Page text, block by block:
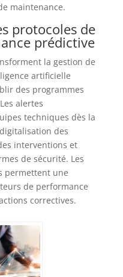
maintenance.
protocoles de
prédictive
la gestion de
artificielle
des programmes
alertes
techniques dès la
des
interventions et
de sécurité. Les
permettent une
de performance
correctives.